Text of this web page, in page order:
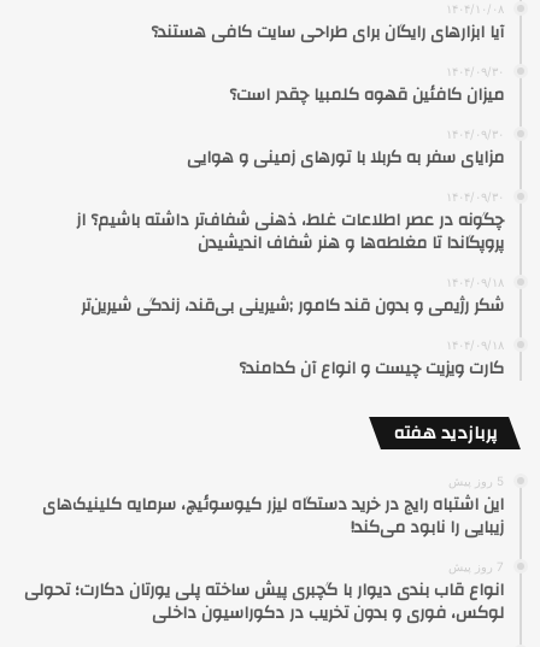
۱۴۰۴/۱۰/۰۸
آیا ابزارهای رایگان برای طراحی سایت کافی هستند؟
۱۴۰۴/۰۹/۳۰
میزان کافئین قهوه کلمبیا چقدر است؟
۱۴۰۴/۰۹/۳۰
مزایای سفر به کربلا با تورهای زمینی و هوایی
۱۴۰۴/۰۹/۳۰
چگونه در عصر اطلاعات غلط، ذهنی شفاف‌تر داشته باشیم؟ از
پروپگاندا تا مغلطه‌ها و هنر شفاف اندیشیدن
۱۴۰۴/۰۹/۱۸
شکر رژیمی و بدون قند کامور ;شیرینی بی‌قند، زندگی شیرین‌تر
۱۴۰۴/۰۹/۱۸
کارت ویزیت چیست و انواع آن کدامند؟
پربازدید هفته
5 روز پیش
این اشتباه رایج در خرید دستگاه لیزر کیوسوئیچ، سرمایه کلینیک‌های
زیبایی را نابود می‌کند!
7 روز پیش
انواع قاب بندی دیوار با گچبری پیش ساخته پلی یورتان دکارت؛ تحولی
لوکس، فوری و بدون تخریب در دکوراسیون داخلی